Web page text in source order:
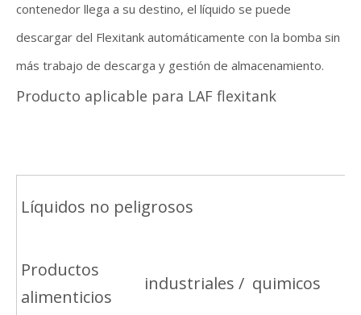
contenedor llega a su destino, el líquido se puede
descargar del Flexitank automáticamente con la bomba sin
más trabajo de descarga y gestión de almacenamiento.
Producto aplicable para LAF flexitank
Líquidos no peligrosos
Productos
alimenticios
industriales / quimicos